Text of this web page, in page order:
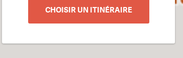
CHOISIR UN ITINÉRAIRE